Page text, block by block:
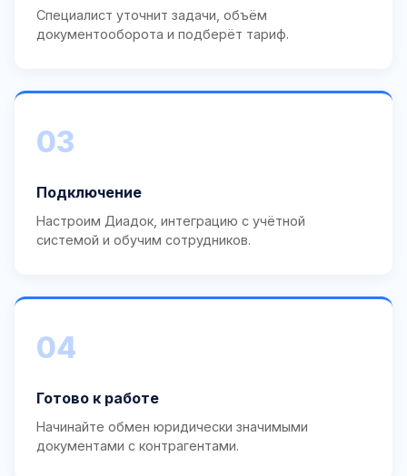
Специалист уточнит задачи, объём
документооборота и подберёт тариф.
03
Подключение
Настроим Диадок, интеграцию с учётной
системой и обучим сотрудников.
04
Готово к работе
Начинайте обмен юридически значимыми
документами с контрагентами.